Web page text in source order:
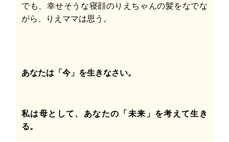
でも、幸せそうな寝顔のりえちゃんの髪をなでな
がら、りえママは思う。
あなたは「今」を生きなさい。
私は母として、あなたの「未来」を考えて生き
る。